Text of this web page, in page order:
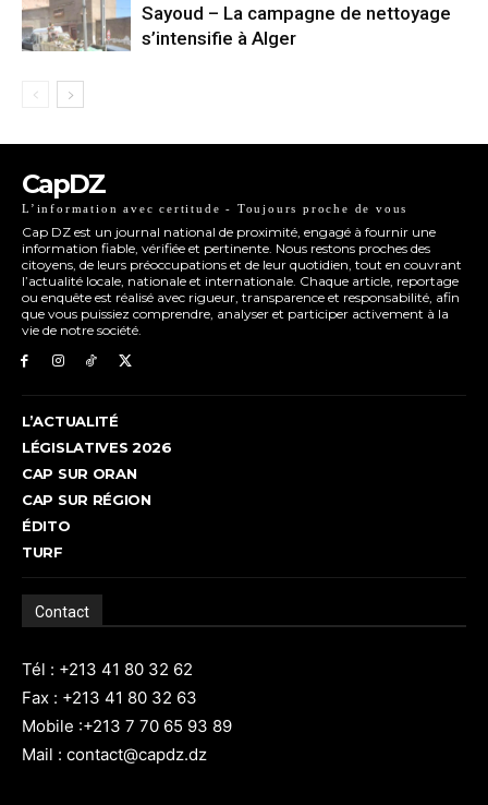
Sayoud – La campagne de nettoyage
s’intensifie à Alger
CapDZ
L’information avec certitude - Toujours proche de vous
Cap DZ est un journal national de proximité, engagé à fournir une
information fiable, vérifiée et pertinente. Nous restons proches des
citoyens, de leurs préoccupations et de leur quotidien, tout en couvrant
l’actualité locale, nationale et internationale. Chaque article, reportage
ou enquête est réalisé avec rigueur, transparence et responsabilité, afin
que vous puissiez comprendre, analyser et participer activement à la
vie de notre société.
L’ACTUALITÉ
LÉGISLATIVES 2026
CAP SUR ORAN
CAP SUR RÉGION
ÉDITO
TURF
Contact
Tél : +213 41 80 32 62
Fax : +213 41 80 32 63
Mobile :+213 7 70 65 93 89
Mail : contact@capdz.dz